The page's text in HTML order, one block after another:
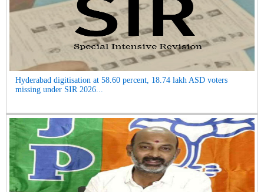
Hyderabad digitisation at 58.60 percent, 18.74 lakh ASD voters
missing under SIR 2026...